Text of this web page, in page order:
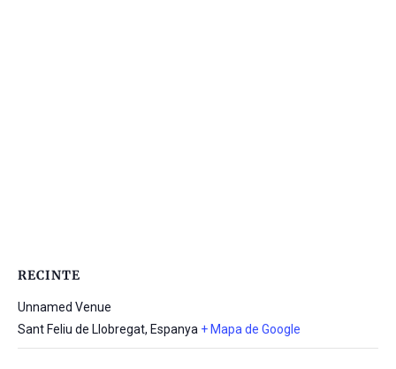
RECINTE
Unnamed Venue
Sant Feliu de Llobregat, Espanya + Mapa de Google